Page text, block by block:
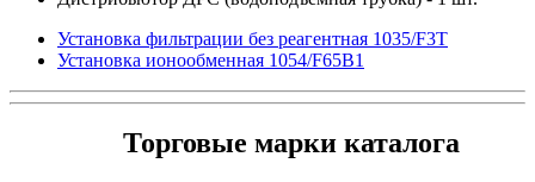
Установка фильтрации без реагентная 1035/F3T
Установка ионообменная 1054/F65B1
Торговые марки каталога